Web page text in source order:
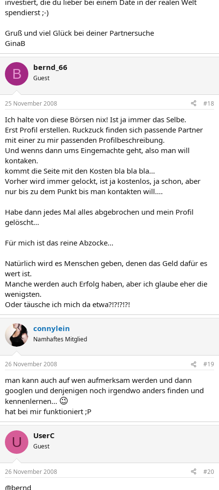
investiert, die du lieber bei einem Date in der realen Welt
spendierst ;-)
Gruß und viel Glück bei deiner Partnersuche
GinaB
B bernd_66
Guest
25 November 2008 #18
Ich halte von diese Börsen nix! Ist ja immer das Selbe.
Erst Profil erstellen. Ruckzuck finden sich passende Partner
mit einer zu mir passenden Profilbeschreibung.
Und wenns dann ums Eingemachte geht, also man will
kontaken.
kommt die Seite mit den Kosten bla bla bla...
Vorher wird immer gelockt, ist ja kostenlos, ja schon, aber
nur bis zu dem Punkt bis man kontakten will....
Habe dann jedes Mal alles abgebrochen und mein Profil
gelöscht...
Für mich ist das reine Abzocke...
Natürlich wird es Menschen geben, denen das Geld dafür es
wert ist.
Manche werden auch Erfolg haben, aber ich glaube eher die
wenigsten.
Oder täusche ich mich da etwa?!?!?!?!
connylein
Namhaftes Mitglied
26 November 2008 #19
man kann auch auf wen aufmerksam werden und dann
googlen und denjenigen noch irgendwo anders finden und
kennenlernen... 😉
hat bei mir funktioniert ;P
U UserC
Guest
26 November 2008 #20
@bernd